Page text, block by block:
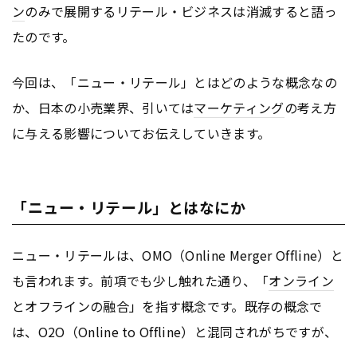
ンのみで展開するリテール・ビジネスは消滅すると語っ
たのです。
今回は、「ニュー・リテール」とはどのような概念なの
か、日本の小売業界、引いてはマーケティングの考え方
に与える影響についてお伝えしていきます。
「ニュー・リテール」とはなにか
ニュー・リテールは、OMO（Online Merger Offline）と
も言われます。前項でも少し触れた通り、「オンライン
とオフラインの融合」を指す概念です。既存の概念で
は、O2O（Online to Offline）と混同されがちですが、